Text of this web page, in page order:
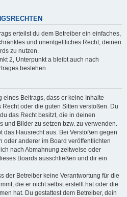
erteilst du dem Betreiber ein einfaches,
und unentgeltliches Recht, deinen
zu nutzen.
2, Unterpunkt a bleibt auch nach
bestehen.
eines Beitrags, dass er keine Inhalte
oder die guten Sitten verstoßen. Du
das Recht besitzt, die in deinen
und Bilder zu setzen bzw. zu verwenden.
das Hausrecht aus. Bei Verstößen gegen
oder anderer im Board veröffentlichten
nach Abmahnung zeitweise oder
Boards ausschließen und dir ein
der Betreiber keine Verantwortung für die
die er nicht selbst erstellt hat oder die
hat. Du gestattest dem Betreiber, dein